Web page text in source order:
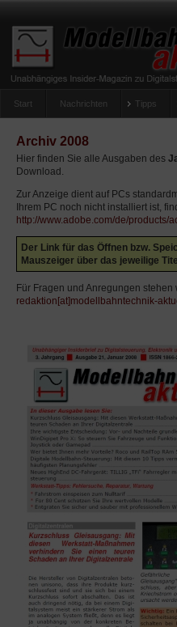
Start Nachrichten Tipps
Archiv 2008
Hier finden Sie alle Ausgaben des
Download.
Zur Anzeige dient auf PCs
Ihrem PC noch nicht installiert ist,
http://www.adobe.com/de/products/
Der Link für das Öffnen bzw.
Mauszeiger über das jeweilige
Für Fragen und Anregungen stehen
redaktion[at]modellbahntechnik-